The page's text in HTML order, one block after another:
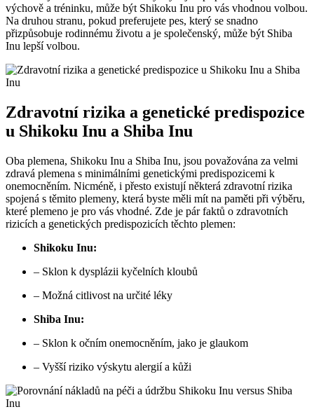
výchově a tréninku, může být Shikoku Inu pro vás vhodnou volbou.
Na druhou stranu, pokud preferujete pes, který se snadno
přizpůsobuje rodinnému životu a je společenský, může být Shiba
Inu lepší volbou.
Zdravotní rizika a genetické predispozice
u Shikoku Inu a Shiba Inu
Oba plemena, Shikoku Inu a Shiba Inu, jsou považována za velmi
zdravá plemena s minimálními genetickými predispozicemi k
onemocněním. Nicméně, i přesto existují některá zdravotní rizika
spojená s těmito plemeny, která byste měli mít na paměti při výběru,
které plemeno je pro vás vhodné. Zde je pár faktů o zdravotních
rizicích a genetických predispozicích těchto plemen:
Shikoku Inu:
– Sklon k dysplázii kyčelních kloubů
– Možná citlivost na určité léky
Shiba Inu:
– Sklon k očním onemocněním, jako je glaukom
– Vyšší riziko výskytu alergií a kůži